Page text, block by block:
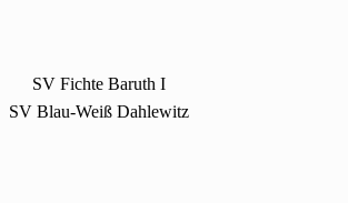
SV Fichte Baruth I
SV Blau-Weiß Dahlewitz